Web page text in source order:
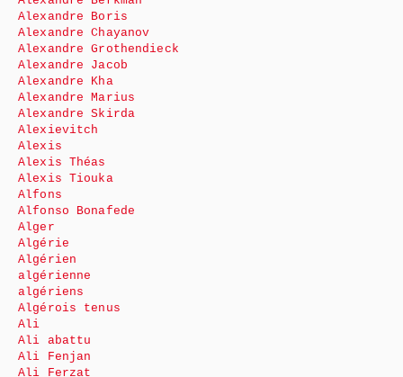
Alexandre Boris
Alexandre Chayanov
Alexandre Grothendieck
Alexandre Jacob
Alexandre Kha
Alexandre Marius
Alexandre Skirda
Alexievitch
Alexis
Alexis Théas
Alexis Tiouka
Alfons
Alfonso Bonafede
Alger
Algérie
Algérien
algérienne
algériens
Algérois tenus
Ali
Ali abattu
Ali Fenjan
Ali Ferzat